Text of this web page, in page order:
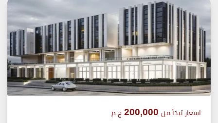
اسعار تبدأ من 200,000 ج.م